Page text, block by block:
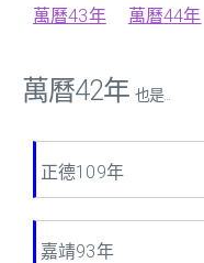
萬曆43年
萬曆44年
萬曆42年 也是...
正德109年
嘉靖93年